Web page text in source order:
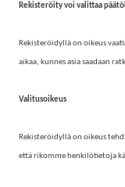
Rekisteröity voi valittaa
Rekisteröidyllä on oikeus
aikaa, kunnes asia saadaan
Valitusoikeus
Rekisteröidyllä on oikeus
että rikomme henkilötietoja